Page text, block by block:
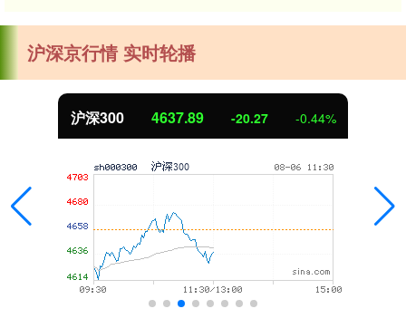
沪深京行情 实时轮播
沪深300 4637.89 -20.27 -0.44%